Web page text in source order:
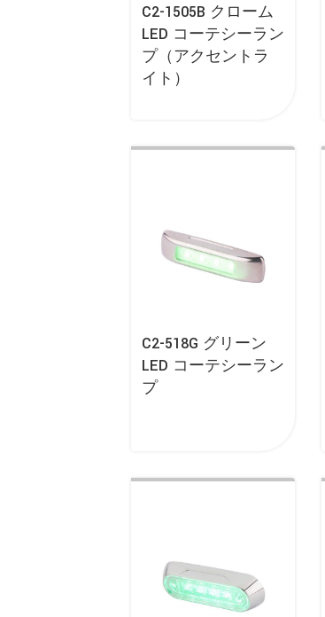
C2-1505B クローム
LED コーテシーラン
プ（アクセントラ
イト）
C2-518G グリーン
LED コーテシーラン
プ